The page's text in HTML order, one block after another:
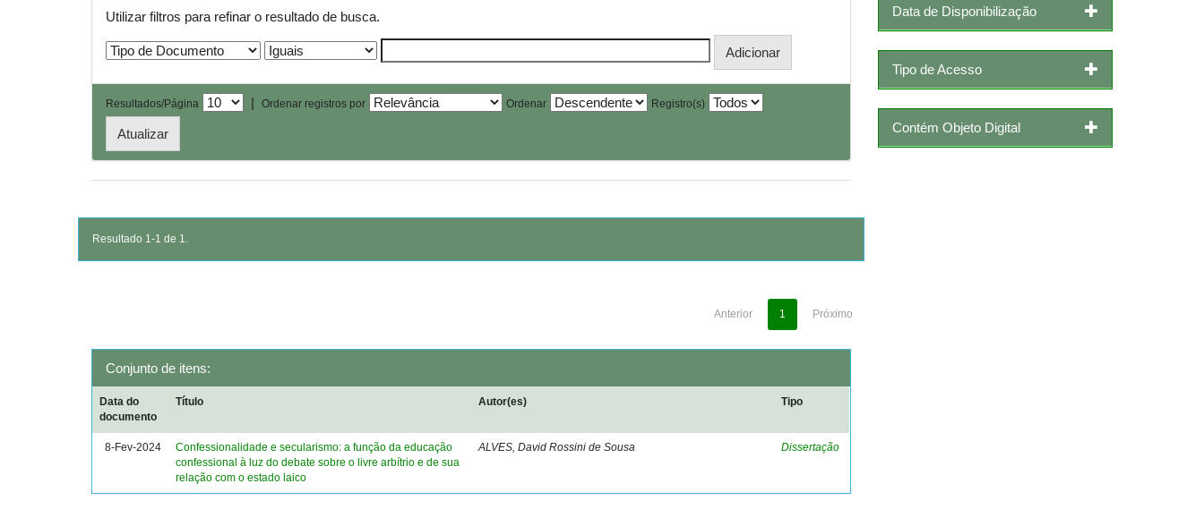
Utilizar filtros para refinar o resultado de busca.
Resultados/Página | Ordenar registros por Ordenar Registro(s)
Resultado 1-1 de 1.
Anterior 1 Próximo
Conjunto de itens:
Data do
documento
Título Autor(es) Tipo
8-Fev-2024
Confessionalidade e secularismo: a função da educação
confessional à luz do debate sobre o livre arbítrio e de sua
relação com o estado laico
ALVES, David Rossini de Sousa Dissertação
Data de Disponibilização
Tipo de Acesso
Contém Objeto Digital